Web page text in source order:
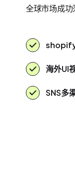
全球市场成功
海外UI
SNS多